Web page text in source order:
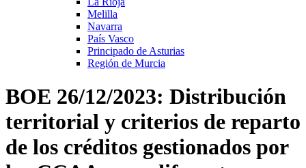
Melilla
Navarra
País Vasco
Principado de Asturias
Región de Murcia
BOE 26/12/2023: Distribución
territorial y criterios de reparto
de los créditos gestionados por